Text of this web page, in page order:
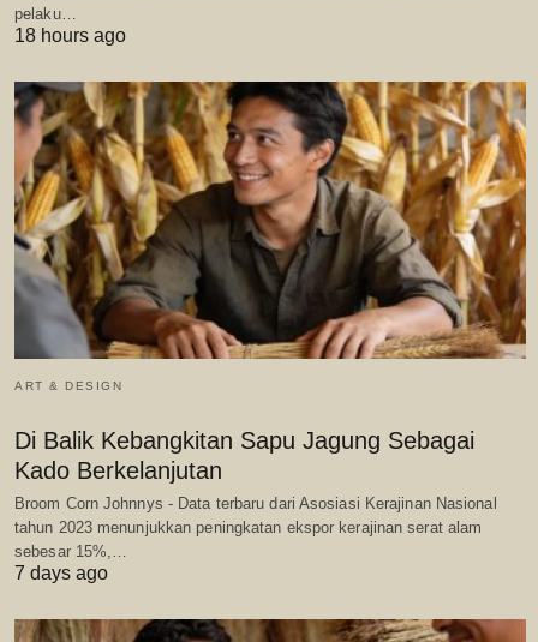
pelaku…
18 hours ago
ART & DESIGN
Di Balik Kebangkitan Sapu Jagung Sebagai
Kado Berkelanjutan
Broom Corn Johnnys - Data terbaru dari Asosiasi Kerajinan Nasional
tahun 2023 menunjukkan peningkatan ekspor kerajinan serat alam
sebesar 15%,…
7 days ago